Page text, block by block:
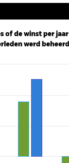
de winst per
werd